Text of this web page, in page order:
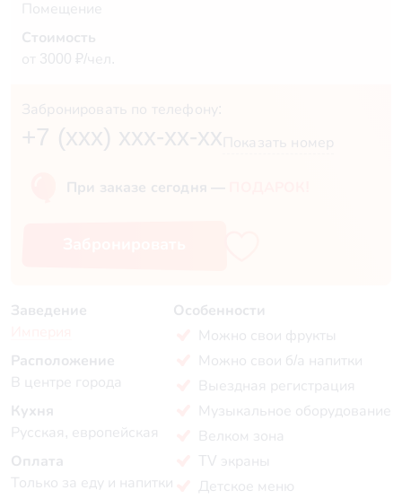
Помещение
Стоимость
от 3000 ₽/чел.
Забронировать по телефону:
+7 (xxx) xxx-xx-xx Показать номер
При заказе сегодня —
Заведение
Расположение
В центре города
Кухня
Русская, европейская
Оплата
Только за еду и напитки
Особенности
Можно свои фрукты
Можно свои б/а напитки
Выездная регистрация
Музыкальное оборудование
Велком зона
TV экраны
Детское меню